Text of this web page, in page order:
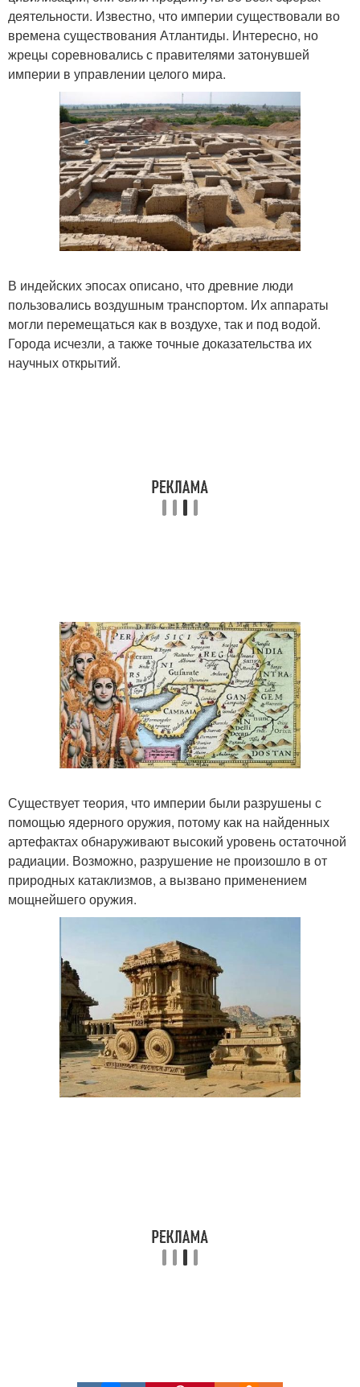
деятельности. Известно, что империи существовали во
времена существования Атлантиды. Интересно, но
жрецы соревновались с правителями затонувшей
империи в управлении целого мира.
В индейских эпосах описано, что древние люди
пользовались воздушным транспортом. Их аппараты
могли перемещаться как в воздухе, так и под водой.
Города исчезли, а также точные доказательства их
научных открытий.
Существует теория, что империи были разрушены с
помощью ядерного оружия, потому как на найденных
артефактах обнаруживают высокий уровень остаточной
радиации. Возможно, разрушение не произошло в от
природных катаклизмов, а вызвано применением
мощнейшего оружия.